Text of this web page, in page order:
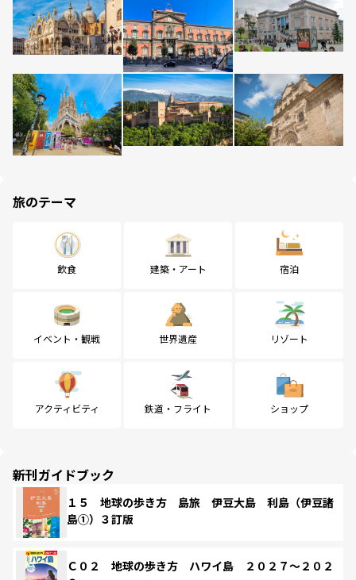
旅のテーマ
飲食 建築・アート 宿泊
イベント・観戦 世界遺産 リゾート
アクティビティ 鉄道・フライト ショップ
新刊ガイドブック
１５ 地球の歩き方 島旅 伊豆大島 利島（伊豆諸
島①）３訂版
Ｃ０２ 地球の歩き方 ハワイ島 ２０２７～２０２